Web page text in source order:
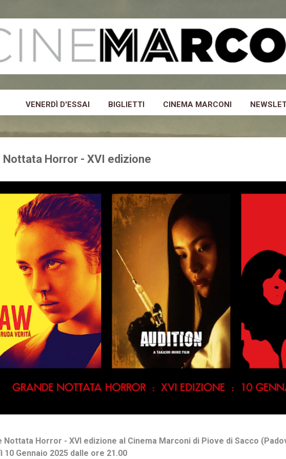
VENERDÌ D'ESSAI BIGLIETTI CINEMA MARCONI
Nottata Horror - XVI edizione
Nottata Horror - XVI edizione al Cinema Marconi di Piove di Sacco
10 Gennaio 2025 dalle ore 21.00